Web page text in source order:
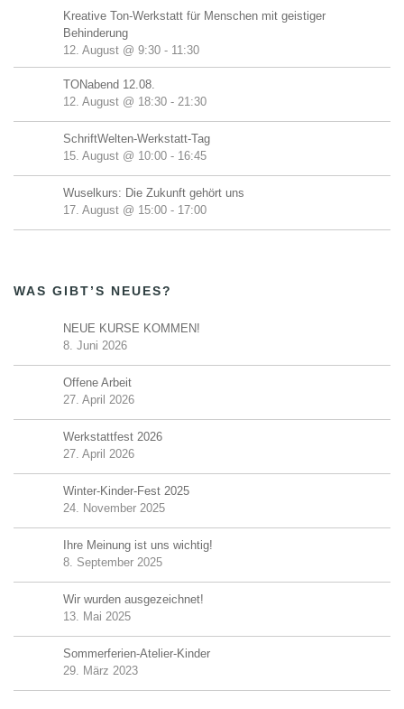
Kreative Ton-Werkstatt für Menschen mit geistiger
Behinderung
12. August @ 9:30 - 11:30
TONabend 12.08.
12. August @ 18:30 - 21:30
SchriftWelten-Werkstatt-Tag
15. August @ 10:00 - 16:45
Wuselkurs: Die Zukunft gehört uns
17. August @ 15:00 - 17:00
WAS GIBT’S NEUES?
NEUE KURSE KOMMEN!
8. Juni 2026
Offene Arbeit
27. April 2026
Werkstattfest 2026
27. April 2026
Winter-Kinder-Fest 2025
24. November 2025
Ihre Meinung ist uns wichtig!
8. September 2025
Wir wurden ausgezeichnet!
13. Mai 2025
Sommerferien-Atelier-Kinder
29. März 2023